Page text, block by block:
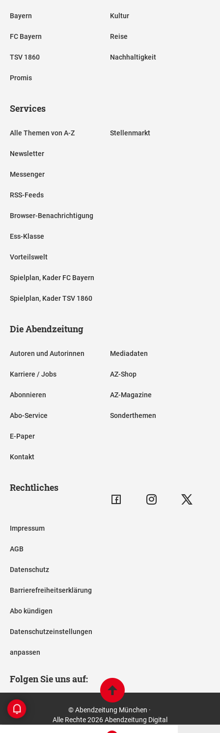
Bayern
FC Bayern
TSV 1860
Promis
Kultur
Reise
Nachhaltigkeit
Services
Alle Themen von A-Z
Newsletter
Messenger
RSS-Feeds
Browser-Benachrichtigung
Ess-Klasse
Vorteilswelt
Spielplan, Kader FC Bayern
Spielplan, Kader TSV 1860
Stellenmarkt
Die Abendzeitung
Autoren und Autorinnen
Karriere / Jobs
Abonnieren
Abo-Service
E-Paper
Kontakt
Mediadaten
AZ-Shop
AZ-Magazine
Sonderthemen
Rechtliches
Impressum
AGB
Datenschutz
Barrierefreiheitserklärung
Abo kündigen
Datenschutzeinstellungen
anpassen
Folgen Sie uns auf:
© Abendzeitung München ·
Alle Rechte 2026 Abendzeitung Digital